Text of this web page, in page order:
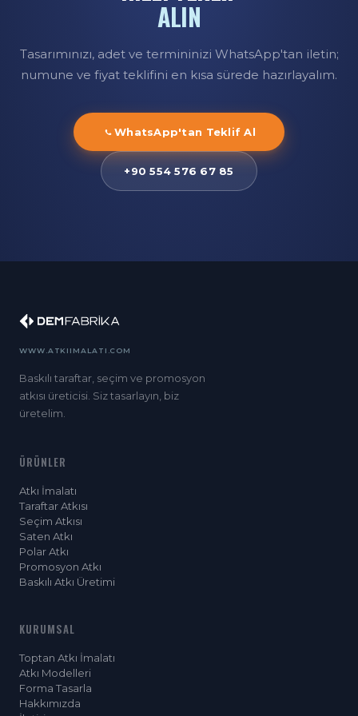
ALIN
Tasarımınızı, adet ve termininizi WhatsApp'tan iletin;
numune ve fiyat teklifini en kısa sürede hazırlayalım.
WhatsApp'tan Teklif Al
+90 554 576 67 85
WWW.ATKIIMALATI.COM
Baskılı taraftar, seçim ve promosyon
atkısı üreticisi. Siz tasarlayın, biz
üretelim.
ÜRÜNLER
Atkı İmalatı
Taraftar Atkısı
Seçim Atkısı
Saten Atkı
Polar Atkı
Promosyon Atkı
Baskılı Atkı Üretimi
KURUMSAL
Toptan Atkı İmalatı
Atkı Modelleri
Forma Tasarla
Hakkımızda